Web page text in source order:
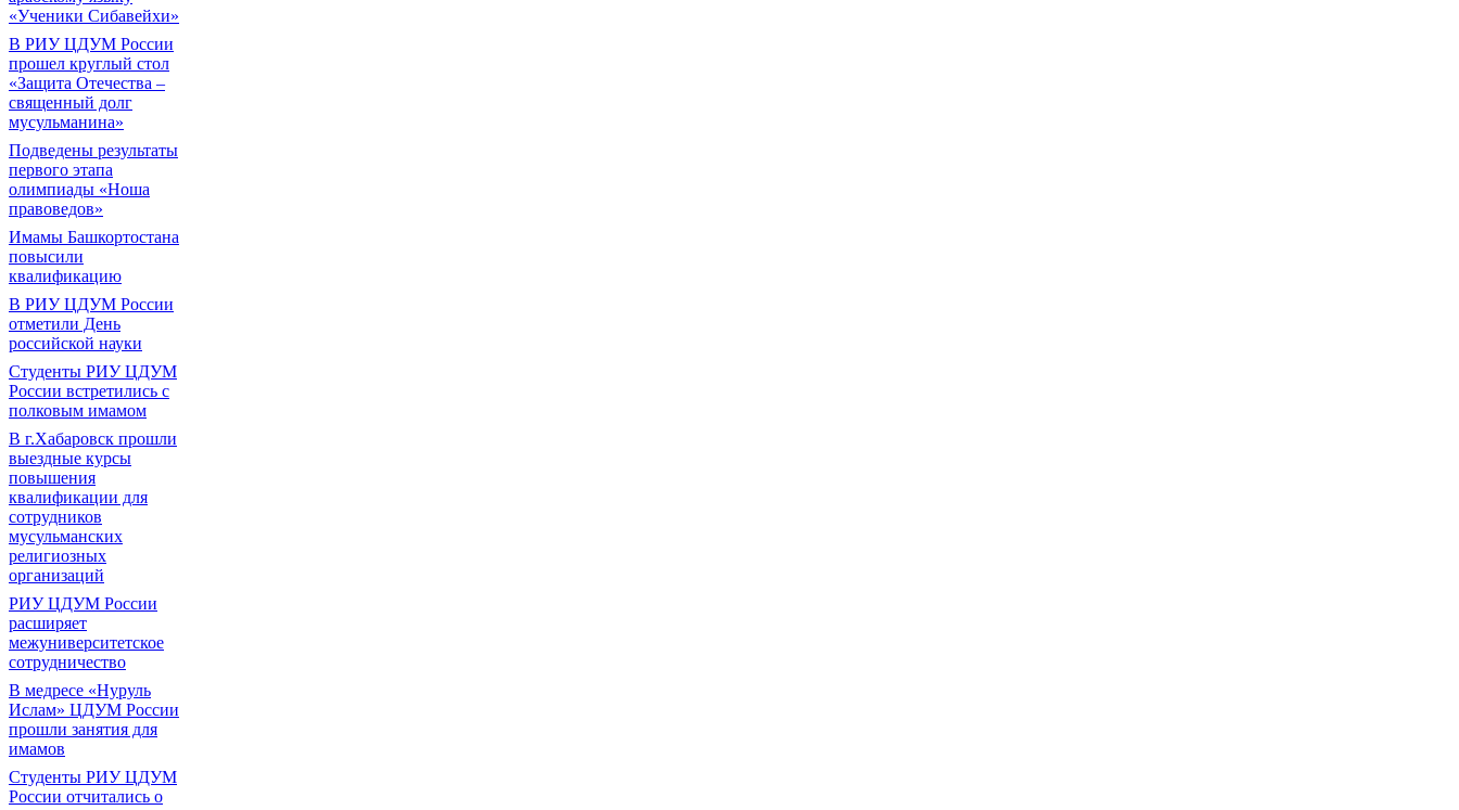
«Ученики Сибавейхи»
В РИУ ЦДУМ России
прошел круглый стол
«Защита Отечества –
священный долг
мусульманина»
Подведены результаты
первого этапа
олимпиады «Ноша
правоведов»
Имамы Башкортостана
повысили
квалификацию
В РИУ ЦДУМ России
отметили День
российской науки
Студенты РИУ ЦДУМ
России встретились с
полковым имамом
В г.Хабаровск прошли
выездные курсы
повышения
квалификации для
сотрудников
мусульманских
религиозных
организаций
РИУ ЦДУМ России
расширяет
межуниверситетское
сотрудничество
В медресе «Нуруль
Ислам» ЦДУМ России
прошли занятия для
имамов
Студенты РИУ ЦДУМ
России отчитались о